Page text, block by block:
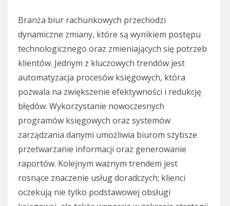
Branża biur rachunkowych przechodzi
dynamiczne zmiany, które są wynikiem postępu
technologicznego oraz zmieniających się potrzeb
klientów. Jednym z kluczowych trendów jest
automatyzacja procesów księgowych, która
pozwala na zwiększenie efektywności i redukcję
błędów. Wykorzystanie nowoczesnych
programów księgowych oraz systemów
zarządzania danymi umożliwia biurom szybsze
przetwarzanie informacji oraz generowanie
raportów. Kolejnym ważnym trendem jest
rosnące znaczenie usług doradczych; klienci
oczekują nie tylko podstawowej obsługi